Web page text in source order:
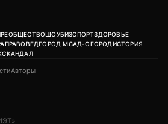
ОБЩЕСТВОШОУБИЗСПОРТЗДОРОВЬЕ
ПРАВОВЕДГОРОД МСАД-ОГОРОДИСТОРИЯ
СКАНДАЛ
Авторы